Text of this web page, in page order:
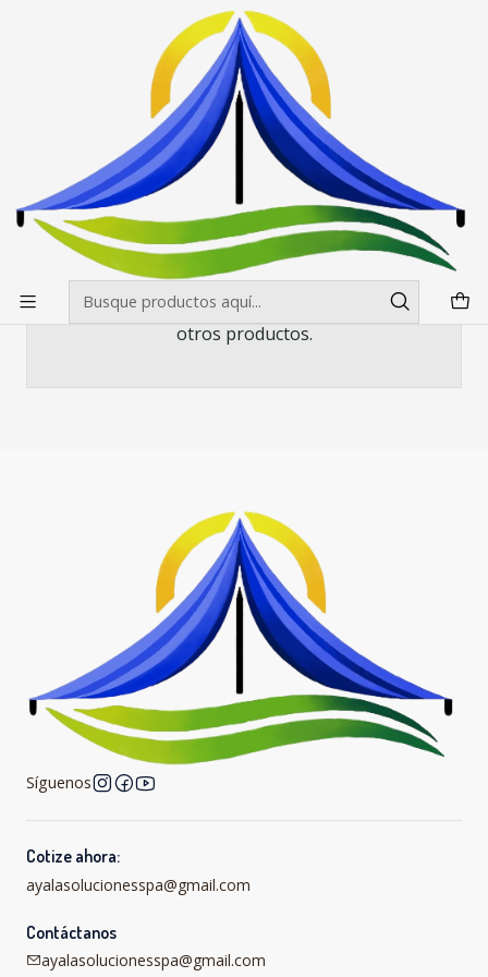
Envíos gratis desde $500.000 en Santiago
Pendones Roller Mini Pendon Roller
Mini Pendon Roller
Todavía no hay productos disponibles aquí
Puedes probar a buscar en otras categorías o
utilizar la barra de búsqueda para encontrar
otros productos.
Síguenos
Cotize ahora:
ayalasolucionesspa@gmail.com
Contáctanos
ayalasolucionesspa@gmail.com